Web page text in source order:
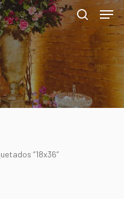
search
Menu
“18x36”
Close
Filters
Menu